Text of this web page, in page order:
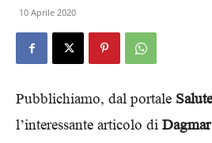
10 Aprile 2020
Pubblichiamo, dal portale
l’interessante articolo di